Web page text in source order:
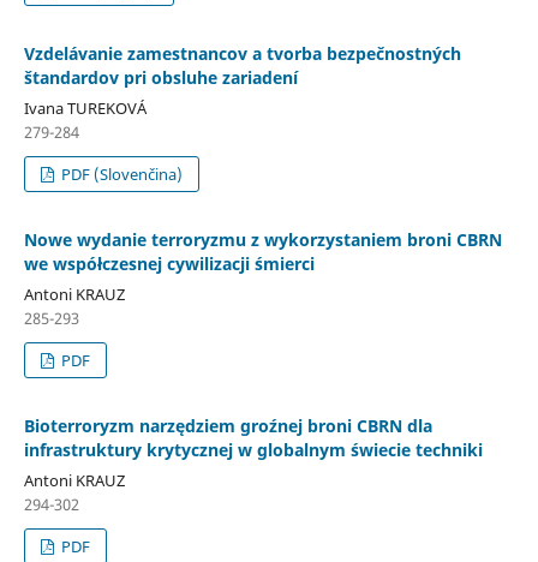
Vzdelávanie zamestnancov a tvorba bezpečnostných
štandardov pri obsluhe zariadení
Ivana TUREKOVÁ
279-284
PDF (Slovenčina)
Nowe wydanie terroryzmu z wykorzystaniem broni CBRN
we współczesnej cywilizacji śmierci
Antoni KRAUZ
285-293
PDF
Bioterroryzm narzędziem groźnej broni CBRN dla
infrastruktury krytycznej w globalnym świecie techniki
Antoni KRAUZ
294-302
PDF